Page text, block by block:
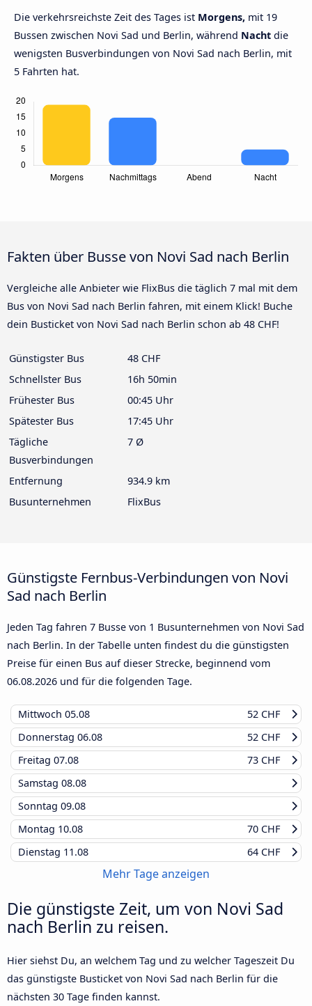
Die verkehrsreichste Zeit des Tages ist Morgens, mit 19
Bussen zwischen Novi Sad und Berlin, während Nacht die
wenigsten Busverbindungen von Novi Sad nach Berlin, mit
5 Fahrten hat.
Fakten über Busse von Novi Sad nach Berlin
Vergleiche alle Anbieter wie FlixBus die täglich 7 mal mit dem
Bus von Novi Sad nach Berlin fahren, mit einem Klick! Buche
dein Busticket von Novi Sad nach Berlin schon ab 48 CHF!
Günstigster Bus
48 CHF
Schnellster Bus
16h 50min
Frühester Bus
00:45 Uhr
Spätester Bus
17:45 Uhr
Tägliche
Busverbindungen
7 Ø
Entfernung
934.9 km
Busunternehmen
FlixBus
Günstigste Fernbus-Verbindungen von Novi
Sad nach Berlin
Jeden Tag fahren 7 Busse von 1 Busunternehmen von Novi Sad
nach Berlin. In der Tabelle unten findest du die günstigsten
Preise für einen Bus auf dieser Strecke, beginnend vom
06.08.2026 und für die folgenden Tage.
Mittwoch 05.08
52 CHF
Donnerstag 06.08
52 CHF
Freitag 07.08
73 CHF
Samstag 08.08
Sonntag 09.08
Montag 10.08
70 CHF
Dienstag 11.08 64 CHF
Mehr Tage anzeigen
Die günstigste Zeit, um von Novi Sad
nach Berlin zu reisen.
Hier siehst Du, an welchem Tag und zu welcher Tageszeit Du
das günstigste Busticket von Novi Sad nach Berlin für die
nächsten 30 Tage finden kannst.